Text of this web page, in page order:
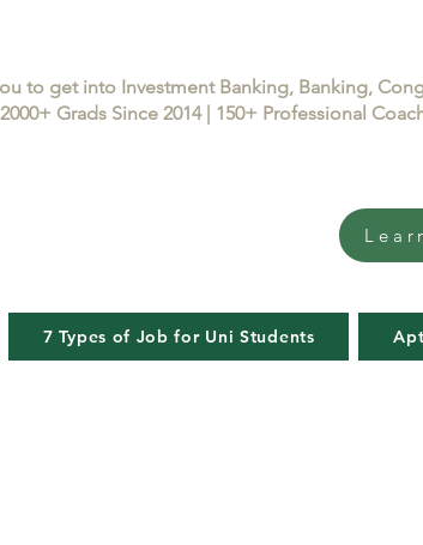
to get into Investment Banking, Banking,
Grads Since 2014 | 150+ Professional
7 Types of Job for Uni Students